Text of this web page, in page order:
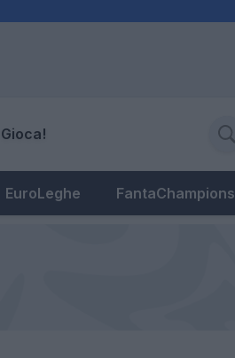
Gioca!
EuroLeghe FantaChampions